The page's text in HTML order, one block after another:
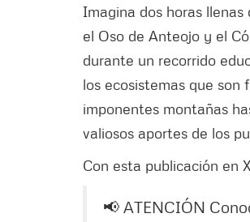
Imagina dos horas llenas
el Oso de Anteojo y el
durante un recorrido
los ecosistemas que son
imponentes montañas
valiosos aportes de los
Con esta publicación en
📢 ATENCIÓN